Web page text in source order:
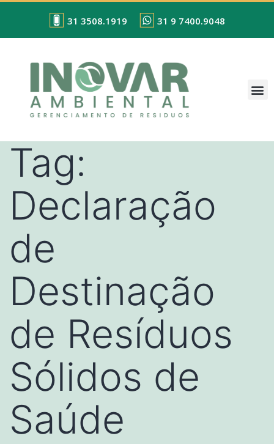
31 3508.1919 31 9 7400.9048
Tag:
Declaração
de
Destinação
de Resíduos
Sólidos de
Saúde